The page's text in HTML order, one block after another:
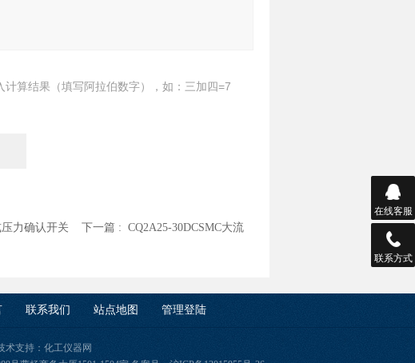
计算结果（填写阿拉伯数字），如：三加四=7
力确认开关 下一篇 : CQ2A25-30DCSMC大流
联系我们 站点地图 管理登陆
术支持： 化工仪器网
在线客服
联系方式